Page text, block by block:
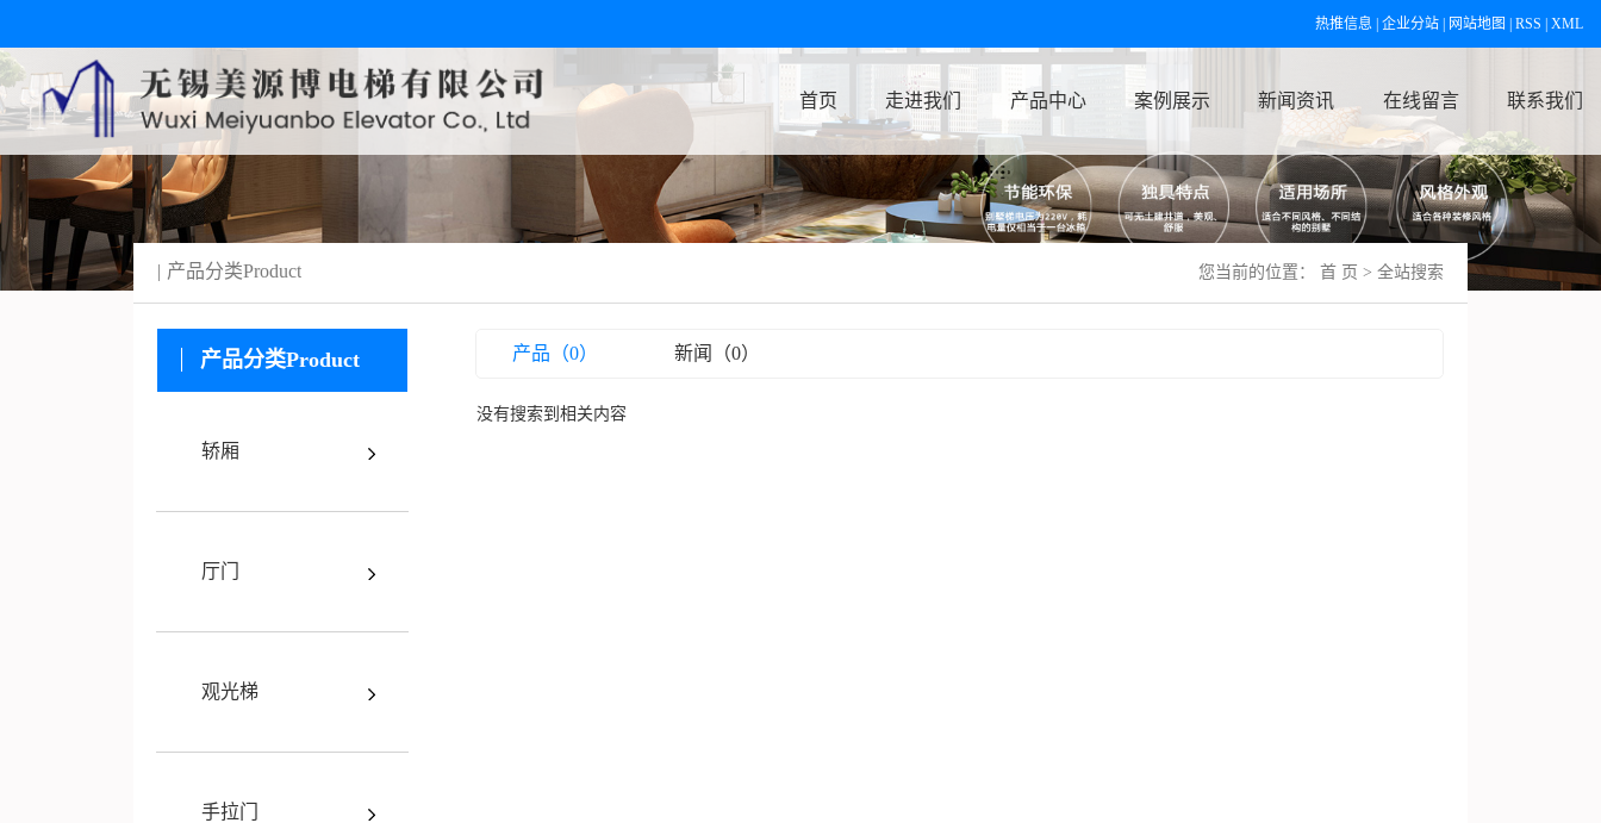
热推信息 企业分站 网站地图 RSS XML
首页 走进我们 产品中心 案例展示 新闻资讯 在线留言 联系我们
您当前的位置： 首 页 > 全站搜索
产品分类Product
产品分类Product
轿厢
厅门
观光梯
手拉门
产品（0） 新闻（0）
没有搜索到相关内容